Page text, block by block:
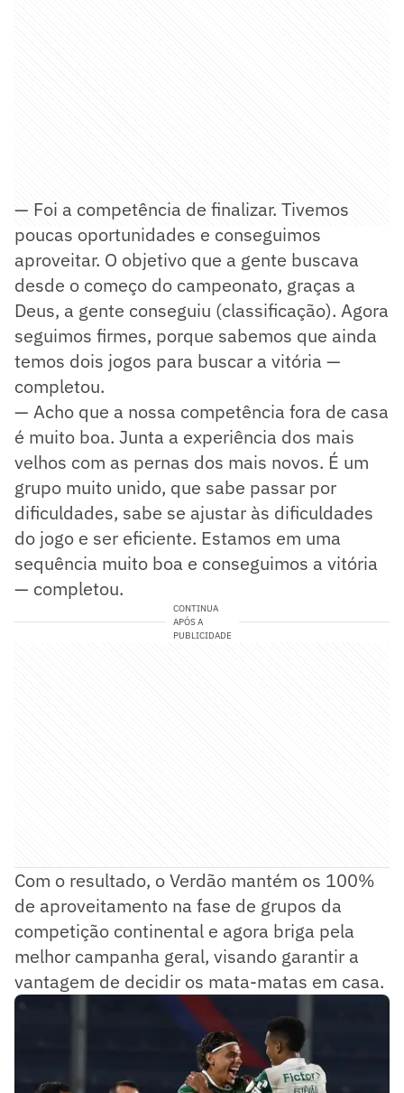
— Foi a competência de finalizar. Tivemos
poucas oportunidades e conseguimos
aproveitar. O objetivo que a gente buscava
desde o começo do campeonato, graças a
Deus, a gente conseguiu (classificação). Agora
seguimos firmes, porque sabemos que ainda
temos dois jogos para buscar a vitória —
completou.
— Acho que a nossa competência fora de casa
é muito boa. Junta a experiência dos mais
velhos com as pernas dos mais novos. É um
grupo muito unido, que sabe passar por
dificuldades, sabe se ajustar às dificuldades
do jogo e ser eficiente. Estamos em uma
sequência muito boa e conseguimos a vitória
— completou.
CONTINUA
APÓS A
PUBLICIDADE
Com o resultado, o Verdão mantém os 100%
de aproveitamento na fase de grupos da
competição continental e agora briga pela
melhor campanha geral, visando garantir a
vantagem de decidir os mata-matas em casa.